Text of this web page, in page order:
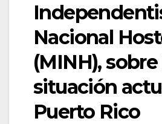
Nacional
(MINH), sobre
situación
Puerto Rico